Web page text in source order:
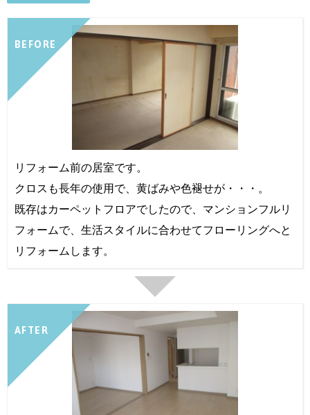
BEFORE
リフォーム前の居室です。
クロスも長年の使用で、黄ばみや色褪せが・・・。
既存はカーペットフロアでしたので、マンションフルリ
フォームで、生活スタイルに合わせてフローリングへと
リフォームします。
AFTER